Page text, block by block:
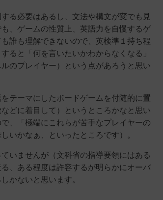
る必要はあるし、文法や構文が変でも見
、ゲームの性質上、英語力を自慢するゲ
誰も理解できないので、英検準１持ち程
ると「何を言いたいかわからなくなる」
のプレイヤー）という点があろうと思い
テーマにしたボードゲームを付随的に置
どに着目して）というところかなと思い
、「極端にこれらが苦手なプレイヤーの
いかなぁ、といったところです）。
ませんが（文科省の指導要領にはある
、ある程度は許容するが明らかにオーバ
かないと思います。